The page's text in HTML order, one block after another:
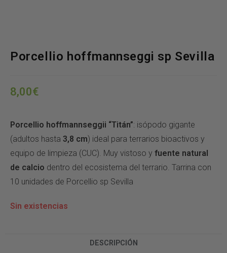
Porcellio hoffmannseggi sp Sevilla
8,00€
Porcellio hoffmannseggii “Titán”: isópodo gigante
(adultos hasta 3,8 cm) ideal para terrarios bioactivos y
equipo de limpieza (CUC). Muy vistoso y fuente natural
de calcio dentro del ecosistema del terrario. Tarrina con
10 unidades de Porcellio sp Sevilla
Sin existencias
DESCRIPCIÓN